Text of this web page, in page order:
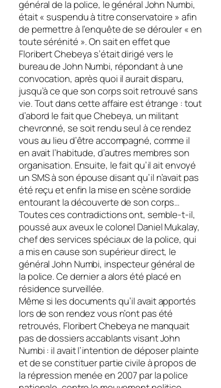
général de la police, le général John Numbi,
était « suspendu à titre conservatoire » afin
de permettre à l’enquête de se dérouler « en
toute sérénité ». On sait en effet que
Floribert Chebeya s’était dirigé vers le
bureau de John Numbi, répondant à une
convocation, après quoi il aurait disparu,
jusqu’à ce que son corps soit retrouvé sans
vie. Tout dans cette affaire est étrange : tout
d’abord le fait que Chebeya, un militant
chevronné, se soit rendu seul à ce rendez
vous au lieu d’être accompagné, comme il
en avait l’habitude, d’autres membres son
organisation. Ensuite, le fait qu’il ait envoyé
un SMS à son épouse disant qu’il n’avait pas
été reçu et enfin la mise en scène sordide
entourant la découverte de son corps…
Toutes ces contradictions ont, semble-t-il,
poussé aux aveux le colonel Daniel Mukalay,
chef des services spéciaux de la police, qui
a mis en cause son supérieur direct, le
général John Numbi, inspecteur général de
la police. Ce dernier a alors été placé en
résidence surveillée.
Même si les documents qu’il avait apportés
lors de son rendez vous n’ont pas été
retrouvés, Floribert Chebeya ne manquait
pas de dossiers accablants visant John
Numbi : il avait l’intention de déposer plainte
et de se constituer partie civile à propos de
la répression menée en 2007 par la police